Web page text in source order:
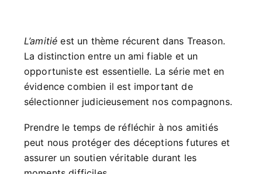
L’amitié est un thème récurent dans Treason.
La distinction entre un ami fiable et un
opportuniste est essentielle. La série met en
évidence combien il est important de
sélectionner judicieusement nos compagnons.
Prendre le temps de réfléchir à nos amitiés
peut nous protéger des déceptions futures et
assurer un soutien véritable durant les